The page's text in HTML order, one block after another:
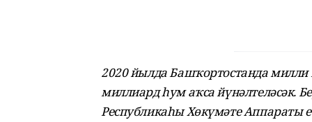
2020 йылда Башҡортостанда
миллиард һум аҡса йүнәлтеләсәк.
Республикаһы Хөкүмәте Аппараты